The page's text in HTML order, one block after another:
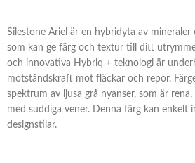
Silestone Ariel är en hybridyta av mineraler
som kan ge färg och textur till ditt
och innovativa Hybriq + teknologi är
motståndskraft mot fläckar och repor.
spektrum av ljusa grå nyanser, som är
med suddiga vener. Denna färg kan enkelt
designstilar.